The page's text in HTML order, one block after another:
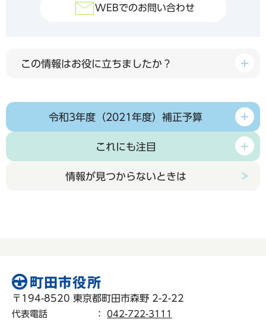
WEBでのお問い合わせ
この情報はお役に立ちましたか？
令和3年度（2021年度）補正予算
これにも注目
情報が見つからないときは
〒194-8520 東京都町田市森野 2-2-22
代表電話 ： 042-722-3111